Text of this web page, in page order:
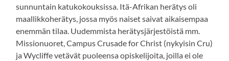
sunnuntain katukokouksissa. Itä-Afrikan herätys oli
maallikkoherätys, jossa myös naiset saivat aikaisempaa
enemmän tilaa. Uudemmista herätysjärjestöistä mm.
Missionuoret, Campus Crusade for Christ (nykyisin Cru)
ja Wycliffe vetävät puoleensa opiskelijoita, joilla ei ole